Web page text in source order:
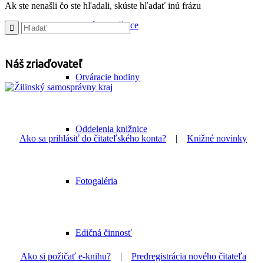
História knižnice
Otváracie hodiny
Oddelenia knižnice
Fotogaléria
Edičná činnosť
Ak ste nenašli čo ste hľadali, skúste hľadať inú frázu
Náš zriaďovateľ
Ako sa prihlásiť do čitateľského konta? | Knižné novinky
Ako si požičať e-knihu?| Predregistrácia nového čitateľa